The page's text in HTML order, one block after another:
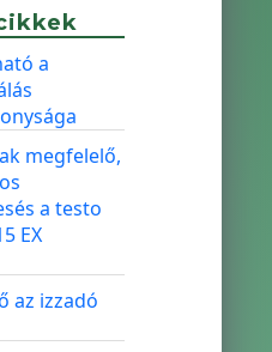
a
megfelelő,
a testo
EX
az izzadó